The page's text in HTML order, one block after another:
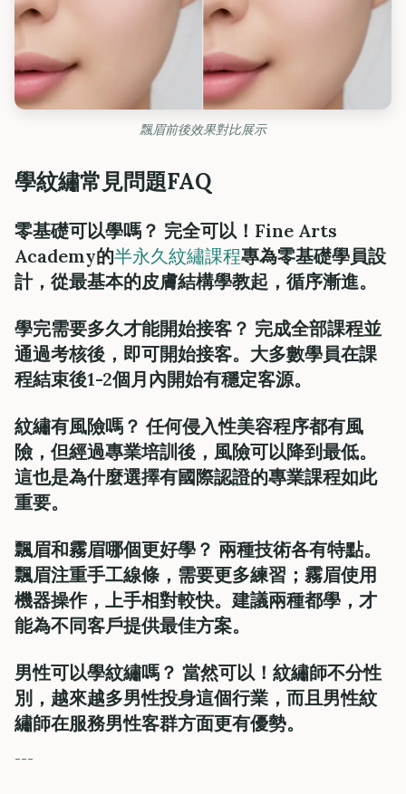
飄眉前後效果對比展示
學紋繡常見問題FAQ
零基礎可以學嗎？ 完全可以！Fine Arts
Academy的半永久紋繡課程專為零基礎學員設
計，從最基本的皮膚結構學教起，循序漸進。
學完需要多久才能開始接客？ 完成全部課程並
通過考核後，即可開始接客。大多數學員在課
程結束後1-2個月內開始有穩定客源。
紋繡有風險嗎？ 任何侵入性美容程序都有風
險，但經過專業培訓後，風險可以降到最低。
這也是為什麼選擇有國際認證的專業課程如此
重要。
飄眉和霧眉哪個更好學？ 兩種技術各有特點。
飄眉注重手工線條，需要更多練習；霧眉使用
機器操作，上手相對較快。建議兩種都學，才
能為不同客戶提供最佳方案。
男性可以學紋繡嗎？ 當然可以！紋繡師不分性
別，越來越多男性投身這個行業，而且男性紋
繡師在服務男性客群方面更有優勢。
---